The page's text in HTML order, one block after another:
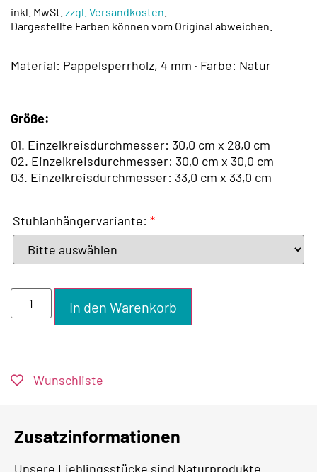
inkl. MwSt. zzgl. Versandkosten
Dargestellte Farben können vom Original abweichen.
Material: Pappelsperrholz, 4 mm · Farbe: Natur
Größe:
01. Einzelkreisdurchmesser: 30,0 cm x 28,0 cm
02. Einzelkreisdurchmesser: 30,0 cm x 30,0 cm
03. Einzelkreisdurchmesser: 33,0 cm x 33,0 cm
Stuhlanhängervariante: *
In den Warenkorb
Wunschliste
Zusatzinformationen
Unsere Lieblingsstücke sind Naturprodukte.